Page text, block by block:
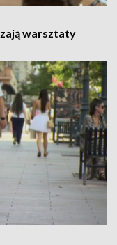
warsztaty